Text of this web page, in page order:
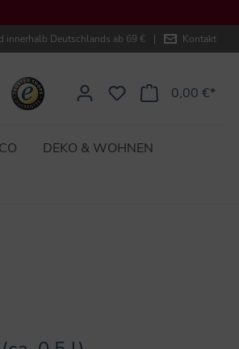
innerhalb Deutschlands ab 69 € | Kontakt
0,00 €*
DEKO & WOHNEN